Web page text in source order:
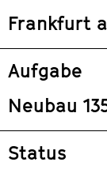
Frankfurt
Aufgabe
Neubau
Status